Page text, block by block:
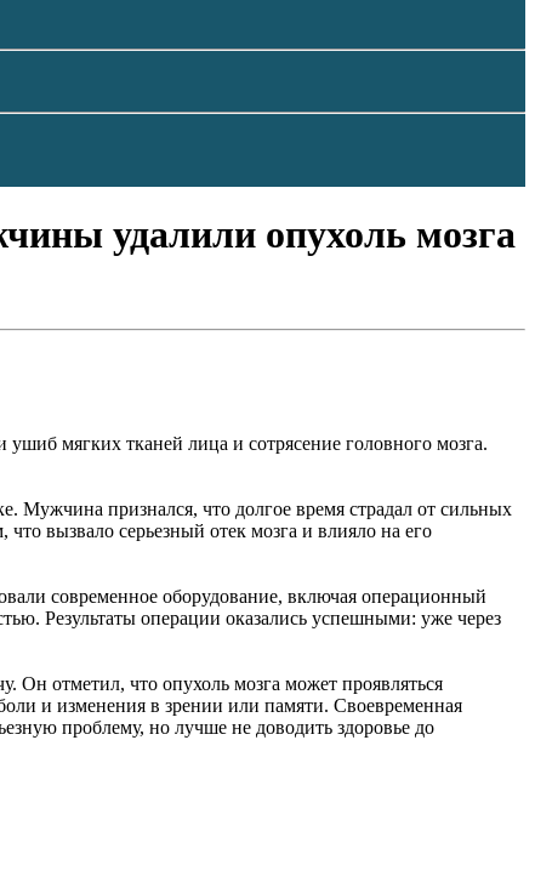
удалили опухоль мозга
мягких тканей лица и сотрясение головного мозга.
Мужчина признался, что долгое время страдал от сильных
вызвало серьезный отек мозга и влияло на его
современное оборудование, включая операционный
Результаты операции оказались успешными: уже через
Он отметил, что опухоль мозга может проявляться
и изменения в зрении или памяти. Своевременная
проблему, но лучше не доводить здоровье до